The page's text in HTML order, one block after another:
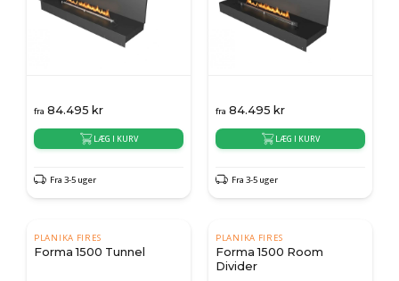
fra 84.495 kr
LÆG I KURV
Fra 3-5 uger
fra 84.495 kr
LÆG I KURV
Fra 3-5 uger
PLANIKA FIRES
Forma 1500 Tunnel
PLANIKA FIRES
Forma 1500 Room
Divider